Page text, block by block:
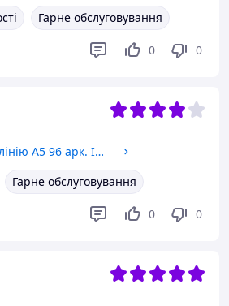
Гарне обслуговування
0 0
Блокнот софт тач в лінію А5 96 арк. Інь Янь Змії (Yin Yang Snake)
Гарне обслуговування
0 0